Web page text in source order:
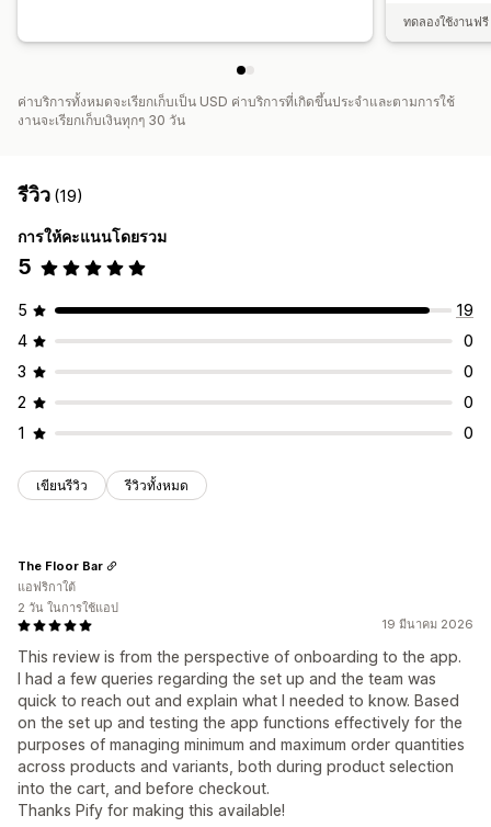
ทดลองใช้งานฟ
ค่าบริการทั้งหมดจะเรียกเก็บเป็น USD ค่าบริการที่เกิดขึ้นประจำและตามการใช้
งานจะเรียกเก็บเงินทุกๆ 30 วัน
รีวิว (19)
การให้คะแนนโดยรวม
5
5
19
4
0
3
0
2
0
1
0
เขียนรีวิว รีวิวทั้งหมด
19 มีนาคม 2026
This review is from the perspective of onboarding to the app.
I had a few queries regarding the set up and the team was
quick to reach out and explain what I needed to know. Based
on the set up and testing the app functions effectively for the
purposes of managing minimum and maximum order quantities
across products and variants, both during product selection
into the cart, and before checkout.
Thanks Pify for making this available!
The Floor Bar
แอฟริกาใต้
2 วัน ในการใช้แอป